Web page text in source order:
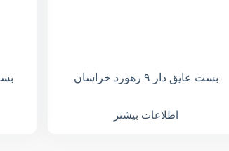
بست عایق دار ۹ رهورد خراسان
اطلاعات بیشتر
بست